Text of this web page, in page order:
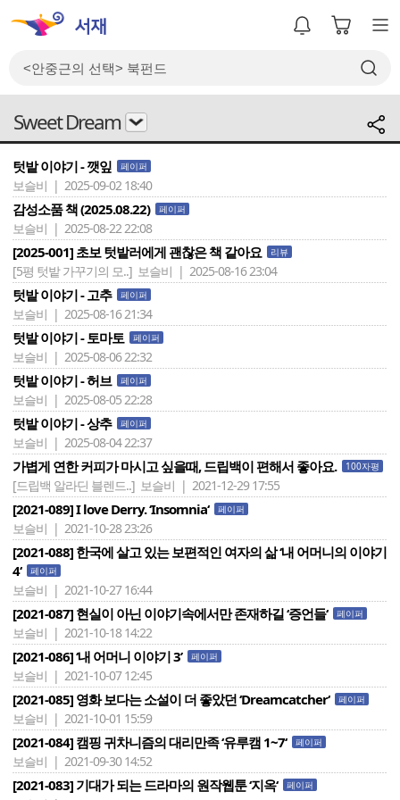
Sweet Dream
텃밭 이야기 - 깻잎 페이퍼
보슬비 | 2025-09-02 18:40
감성소품 책 (2025.08.22) 페이퍼
보슬비 | 2025-08-22 22:08
[2025-001] 초보 텃밭러에게 괜찮은 책 같아요 리뷰
[5평 텃밭 가꾸기의 모..] 보슬비 | 2025-08-16 23:04
텃밭 이야기 - 고추 페이퍼
보슬비 | 2025-08-16 21:34
텃밭 이야기 - 토마토 페이퍼
보슬비 | 2025-08-06 22:32
텃밭 이야기 - 허브 페이퍼
보슬비 | 2025-08-05 22:28
텃밭 이야기 - 상추 페이퍼
보슬비 | 2025-08-04 22:37
가볍게 연한 커피가 마시고 싶을때, 드립백이 편해서 좋아요. 100자평
[드립백 알라딘 블렌드..] 보슬비 | 2021-12-29 17:55
[2021-089] I love Derry. ‘Insomnia‘ 페이퍼
보슬비 | 2021-10-28 23:26
[2021-088] 한국에 살고 있는 보편적인 여자의 삶 ‘내 어머니의 이야기
4‘
페이퍼
보슬비 | 2021-10-27 16:44
[2021-087] 현실이 아닌 이야기속에서만 존재하길 ‘증언들‘ 페이퍼
보슬비 | 2021-10-18 14:22
[2021-086] ‘내 어머니 이야기 3’ 페이퍼
보슬비 | 2021-10-07 12:45
[2021-085] 영화 보다는 소설이 더 좋았던 ‘Dreamcatcher‘ 페이퍼
보슬비 | 2021-10-01 15:59
[2021-084] 캠핑 귀차니즘의 대리만족 ‘유루캠 1~7‘ 페이퍼
보슬비 | 2021-09-30 14:52
[2021-083] 기대가 되는 드라마의 원작웹툰 ‘지옥‘ 페이퍼